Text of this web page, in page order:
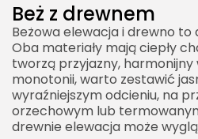
Beż z drewnem
Beżowa elewacja i drewno
Oba materiały mają ciepły
tworzą przyjazny, harmonijny
monotonii, warto zestawić
wyraźniejszym odcieniu, na
orzechowym lub
drewnie elewacja może